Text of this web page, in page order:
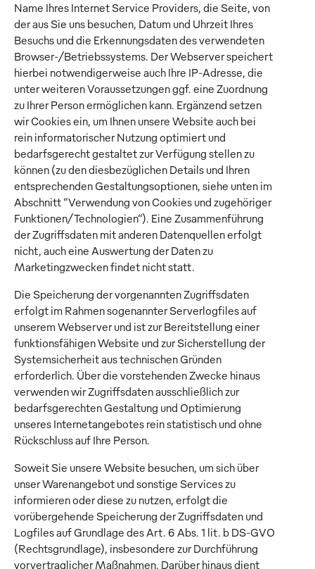
Name Ihres Internet Service Providers, die Seite, von
der aus Sie uns besuchen, Datum und Uhrzeit Ihres
Besuchs und die Erkennungsdaten des verwendeten
Browser-/Betriebssystems. Der Webserver speichert
hierbei notwendigerweise auch Ihre IP-Adresse, die
unter weiteren Voraussetzungen ggf. eine Zuordnung
zu Ihrer Person ermöglichen kann. Ergänzend setzen
wir Cookies ein, um Ihnen unsere Website auch bei
rein informatorischer Nutzung optimiert und
bedarfsgerecht gestaltet zur Verfügung stellen zu
können (zu den diesbezüglichen Details und Ihren
entsprechenden Gestaltungsoptionen, siehe unten im
Abschnitt “Verwendung von Cookies und zugehöriger
Funktionen/Technologien“). Eine Zusammenführung
der Zugriffsdaten mit anderen Datenquellen erfolgt
nicht, auch eine Auswertung der Daten zu
Marketingzwecken findet nicht statt.
Die Speicherung der vorgenannten Zugriffsdaten
erfolgt im Rahmen sogenannter Serverlogfiles auf
unserem Webserver und ist zur Bereitstellung einer
funktionsfähigen Website und zur Sicherstellung der
Systemsicherheit aus technischen Gründen
erforderlich. Über die vorstehenden Zwecke hinaus
verwenden wir Zugriffsdaten ausschließlich zur
bedarfsgerechten Gestaltung und Optimierung
unseres Internetangebotes rein statistisch und ohne
Rückschluss auf Ihre Person.
Soweit Sie unsere Website besuchen, um sich über
unser Warenangebot und sonstige Services zu
informieren oder diese zu nutzen, erfolgt die
vorübergehende Speicherung der Zugriffsdaten und
Logfiles auf Grundlage des Art. 6 Abs. 1 lit. b DS-GVO
(Rechtsgrundlage), insbesondere zur Durchführung
vorvertraglicher Maßnahmen. Darüber hinaus dient